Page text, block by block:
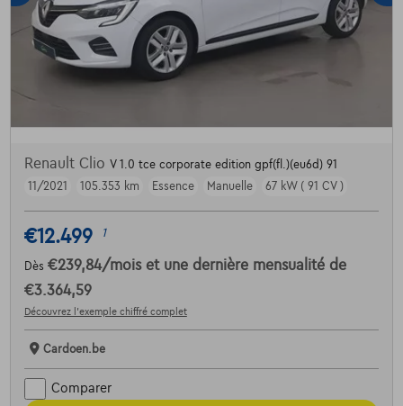
Renault Clio V 1.0 tce corporate edition gpf(fl.)(eu6d) 91
11/2021
105.353 km Essence Manuelle 67 kW ( 91 CV )
€12.499 1
Dès €239,84/mois et une dernière mensualité de
€3.364,59
Découvrez l’exemple chiffré complet
Cardoen.be
Comparer